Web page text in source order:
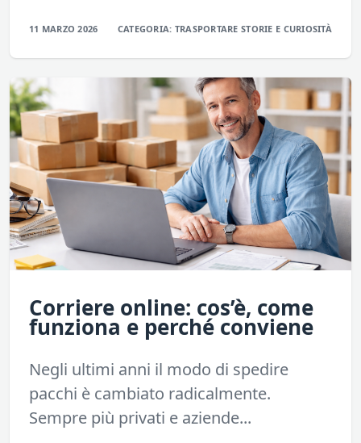
11 MARZO 2026 CATEGORIA: TRASPORTARESTORIE E CURIOSITÀ
Corriere online: cos’è, come
funziona e perché conviene
Negli ultimi anni il modo di spedire
pacchi è cambiato radicalmente.
Sempre più privati e aziende...